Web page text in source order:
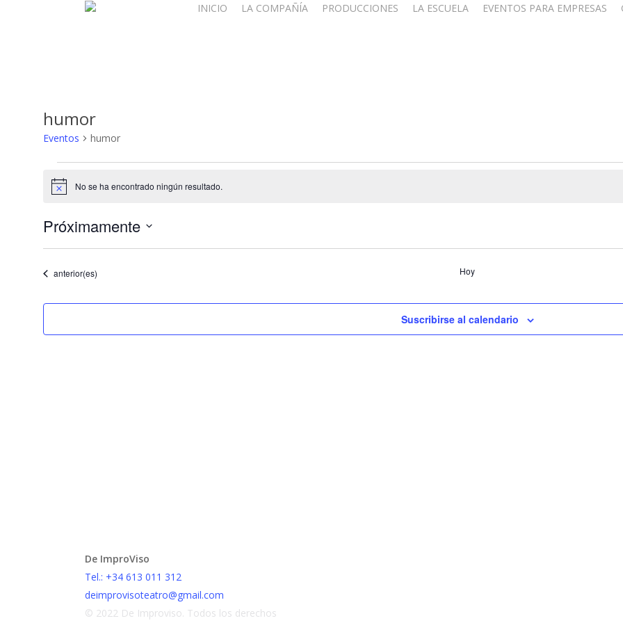
INICIO LA COMPAÑÍA PRODUCCIONES LA ESCUELA EVENTOS PARA EMPRESAS
humor
Eventos humor
Eventos
Aviso No se ha encontrado ningún resultado.
Próximamente
Seleccionar
Eventos
anterior(es) Hoy
Suscribirse al calendario
De ImproViso
Tel.: +34 613 011 312
deimprovisoteatro@gmail.com
© 2022 De Improviso. Todos los derechos